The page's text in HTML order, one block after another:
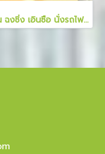
ทัวร์จีน ฉงชิ่ง เอินซือ นั่งรถไฟความเร็วสูง ไม่เข้าร้าน 5 วัน 4 คืน